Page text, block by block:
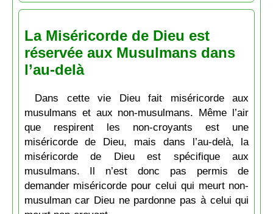
La Miséricorde de Dieu est
réservée aux Musulmans dans
l’au-delà
Dans cette vie Dieu fait miséricorde aux
musulmans et aux non-musulmans. Même l’air
que respirent les non-croyants est une
miséricorde de Dieu, mais dans l’au-delà, la
miséricorde de Dieu est spécifique aux
musulmans. Il n’est donc pas permis de
demander miséricorde pour celui qui meurt non-
musulman car Dieu ne pardonne pas à celui qui